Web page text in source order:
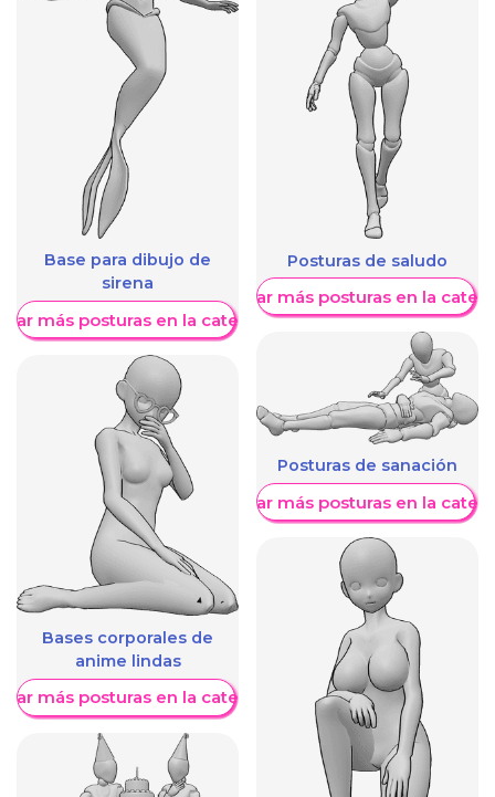
Base para dibujo de
sirena
más posturas en la categoría
Bases corporales de
anime lindas
más posturas en la categoría
Posturas de saludo
Mostrar más posturas en la
Posturas de sanación
Mostrar más posturas en la